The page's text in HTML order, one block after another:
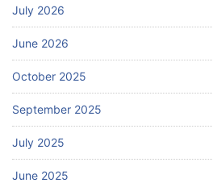
July 2026
June 2026
October 2025
September 2025
July 2025
June 2025